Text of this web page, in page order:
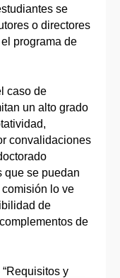
se
o directores
programa de
caso de
un alto grado
convalidaciones
que se puedan
lo ve
de
de
y